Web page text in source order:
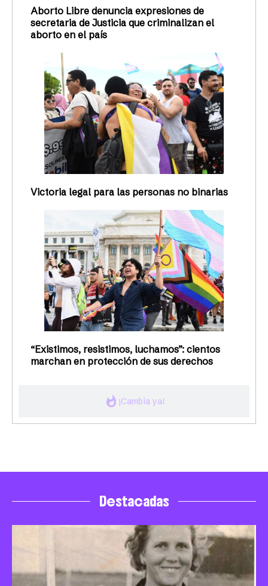
whatshot ¡Cambia ya!
Aborto Libre denuncia expresiones de
secretaria de Justicia que criminalizan el
aborto en el país
Victoria legal para las personas no binarias
“Existimos, resistimos, luchamos”: cientos
marchan en protección de sus derechos
Destacadas